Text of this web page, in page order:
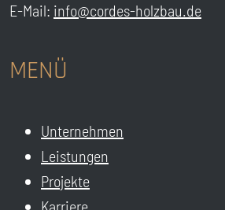
E-Mail: info@cordes-holzbau.de
MENÜ
Unternehmen
Leistungen
Projekte